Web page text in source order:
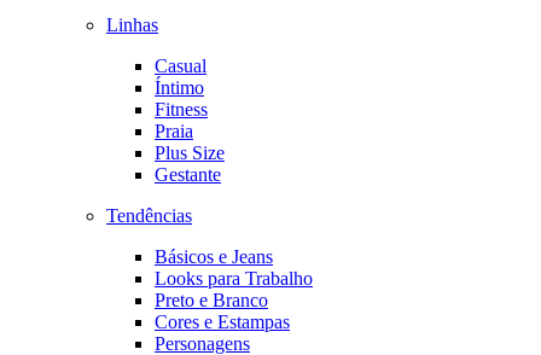
Linhas
Casual
Íntimo
Fitness
Praia
Plus Size
Gestante
Tendências
Básicos e Jeans
Looks para Trabalho
Preto e Branco
Cores e Estampas
Personagens